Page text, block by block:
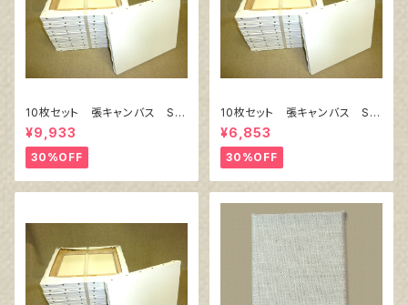
10枚セット 張キャンバス Sn
owWhite SPC（綿・ポリエステ
ル）F8 455㎜×380㎜
¥9,933
30%OFF
10枚セット 張キャンバス Sn
owWhite SPC（綿・ポリエステ
ル）F4 333㎜×242㎜
¥6,853
30%OFF